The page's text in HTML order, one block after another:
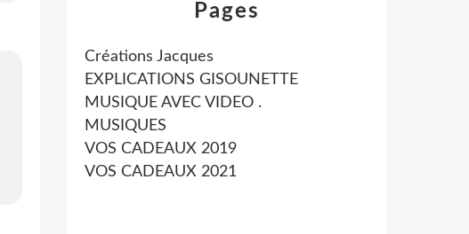
Pages
Créations Jacques
EXPLICATIONS GISOUNETTE
MUSIQUE AVEC VIDEO .
MUSIQUES
VOS CADEAUX 2019
VOS CADEAUX 2021